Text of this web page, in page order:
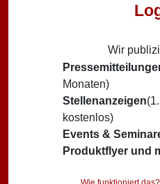
Wir
Monaten)
Stellenanzeigen
kostenlos)
Events &
Produktflyer und